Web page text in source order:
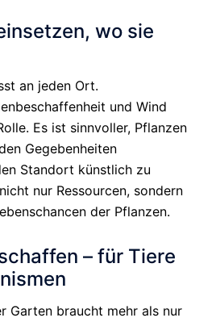
wo sie
an jeden Ort.
und Wind
Es ist sinnvoller, Pflanzen
Gegebenheiten
Standort künstlich zu
nur Ressourcen, sondern
der Pflanzen.
– für Tiere
Garten braucht mehr als nur